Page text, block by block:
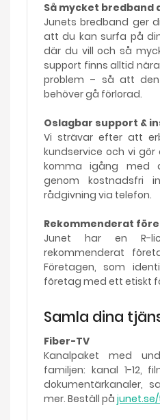
Så mycket bredband
Junets bredband ger
att du kan surfa på
där du vill och så
support finns alltid
problem – så att
behöver gå förlorad.
Oslagbar support &
Vi strävar efter att
kundservice och vi
komma igång med
genom kostnadsfri
rådgivning via telefon.
Rekommenderat
Junet har en R-
rekommenderat
Företagen, som
företag med ett etiskt
Samla dina
Fiber-TV
Kanalpaket med
familjen: kanal 1-12,
dokumentärkanaler,
mer. Beställ på